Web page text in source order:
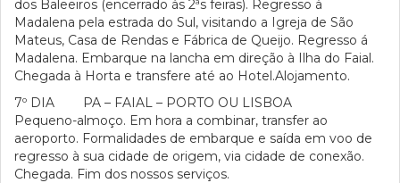
dos Baleeiros (encerrado ás 2ªs feiras). Regresso à
Madalena pela estrada do Sul, visitando a Igreja de São
Mateus, Casa de Rendas e Fábrica de Queijo. Regresso á
Madalena. Embarque na lancha em direção à Ilha do Faial.
Chegada à Horta e transfere até ao Hotel.Alojamento.
7º DIA PA – FAIAL – PORTO OU LISBOA
Pequeno-almoço. Em hora a combinar, transfer ao
aeroporto. Formalidades de embarque e saída em voo de
regresso à sua cidade de origem, via cidade de conexão.
Chegada. Fim dos nossos serviços.